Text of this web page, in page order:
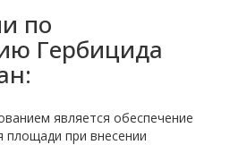
по
Гербицида
является обеспечение
площади при внесении